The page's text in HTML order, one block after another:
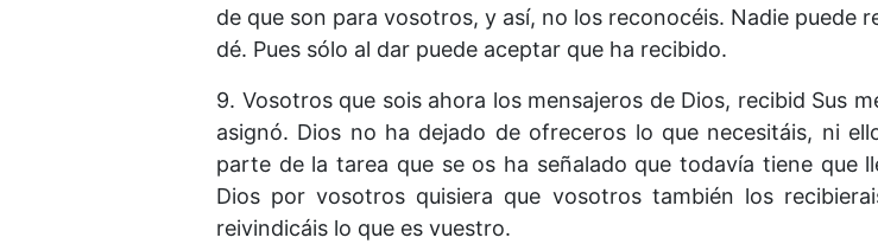
de que son para vosotros, y así, no los reconocéis. Nadie puede
dé. Pues sólo al dar puede aceptar que ha recibido.
9. Vosotros que sois ahora los mensajeros de Dios, recibid Sus
asignó. Dios no ha dejado de ofreceros lo que necesitáis, ni
parte de la tarea que se os ha señalado que todavía tiene que
Dios por vosotros quisiera que vosotros también los
reivindicáis lo que es vuestro.